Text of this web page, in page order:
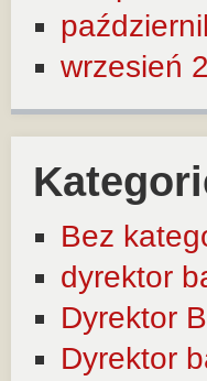
wrzesień
Bez
dyrektor
Dyrektor
Dyrektor